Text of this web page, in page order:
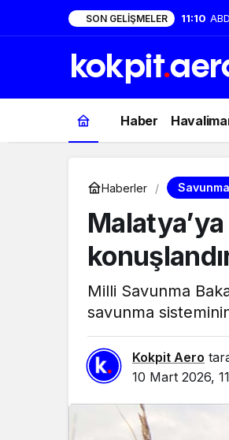
SON GELIŞMELER 11:10
Haber
Haberler Savunma
Milli Savunma
savunma
Kokpit Aero
10 Mart 2026,